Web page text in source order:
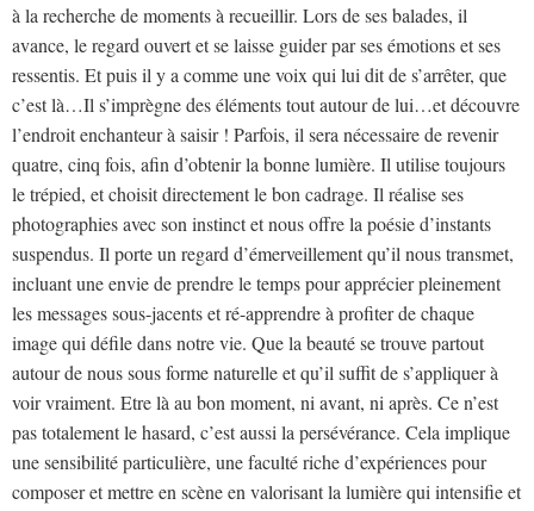
à la recherche de moments à recueillir. Lors de ses balades, il
avance, le regard ouvert et se laisse guider par ses émotions et ses
ressentis. Et puis il y a comme une voix qui lui dit de s’arrêter, que
c’est là…Il s’imprègne des éléments tout autour de lui…et découvre
l’endroit enchanteur à saisir ! Parfois, il sera nécessaire de revenir
quatre, cinq fois, afin d’obtenir la bonne lumière. Il utilise toujours
le trépied, et choisit directement le bon cadrage. Il réalise ses
photographies avec son instinct et nous offre la poésie d’instants
suspendus. Il porte un regard d’émerveillement qu’il nous transmet,
incluant une envie de prendre le temps pour apprécier pleinement
les messages sous-jacents et ré-apprendre à profiter de chaque
image qui défile dans notre vie. Que la beauté se trouve partout
autour de nous sous forme naturelle et qu’il suffit de s’appliquer à
voir vraiment. Etre là au bon moment, ni avant, ni après. Ce n’est
pas totalement le hasard, c’est aussi la persévérance. Cela implique
une sensibilité particulière, une faculté riche d’expériences pour
composer et mettre en scène en valorisant la lumière qui intensifie et